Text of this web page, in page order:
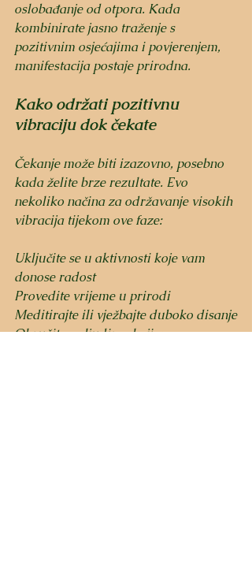
oslobađanje od otpora. Kada
kombinirate jasno traženje s
pozitivnim osjećajima i povjerenjem,
manifestacija postaje prirodna.
Kako održati pozitivnu
vibraciju dok čekate
Čekanje može biti izazovno, posebno
kada želite brze rezultate. Evo
nekoliko načina za održavanje visokih
vibracija tijekom ove faze:
Uključite se u aktivnosti koje vam
donose radost
Provedite vrijeme u prirodi
Meditirajte ili vježbajte duboko disanje
Okružite se ljudima koji vas